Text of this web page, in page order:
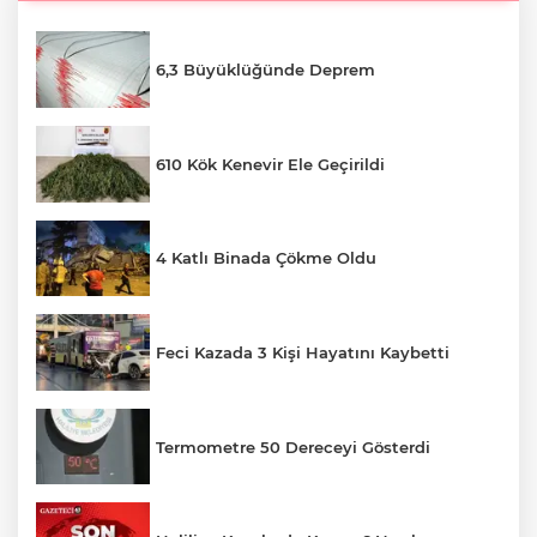
6,3 Büyüklüğünde Deprem
610 Kök Kenevir Ele Geçirildi
4 Katlı Binada Çökme Oldu
Feci Kazada 3 Kişi Hayatını Kaybetti
Termometre 50 Dereceyi Gösterdi